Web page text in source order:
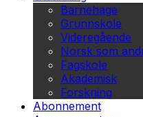
Barnehage
Grunnskole
Videregående
Norsk som
Fagskole
Akademisk
Forskning
Abonnement